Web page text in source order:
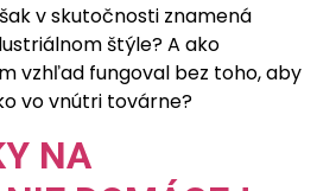
v skutočnosti znamená
štýle? A ako
vzhľad fungoval bez toho, aby
vo vnútri továrne?
NA